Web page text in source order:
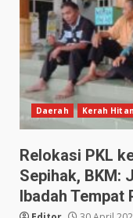
Daerah Kerah
Relokasi PKL
Sepihak, BKM:
Ibadah Tempat